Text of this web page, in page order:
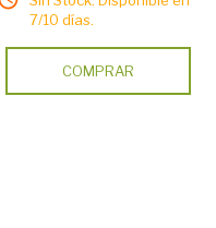
7/10 días.
COMPRAR